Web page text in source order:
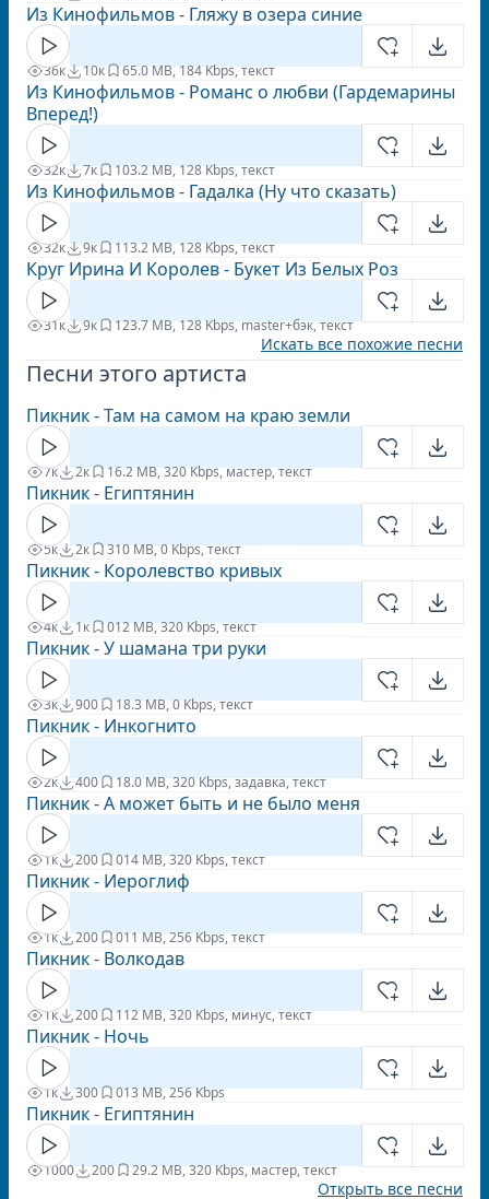
Из Кинофильмов - Гляжу в озера синие
36к 10к 65.0 MB, 184 Kbps, текст
Из Кинофильмов - Романс о любви (Гардемарины
Вперед!)
32к 7к 103.2 MB, 128 Kbps, текст
Из Кинофильмов - Гадалка (Ну что сказать)
32к 9к 113.2 MB, 128 Kbps, текст
Круг Ирина И Королев - Букет Из Белых Роз
31к 9к 123.7 MB, 128 Kbps, master+бэк, текст
Искать все похожие песни
Песни этого артиста
Пикник - Там на самом на краю земли
7к 2к 16.2 MB, 320 Kbps, мастер, текст
Пикник - Египтянин
5к 2к 310 MB, 0 Kbps, текст
Пикник - Королевство кривых
4к 1к 012 MB, 320 Kbps, текст
Пикник - У шамана три руки
3к 900 18.3 MB, 0 Kbps, текст
Пикник - Инкогнито
2к 400 18.0 MB, 320 Kbps, задавка, текст
Пикник - А может быть и не было меня
1к 200 014 MB, 320 Kbps, текст
Пикник - Иероглиф
1к 200 011 MB, 256 Kbps, текст
Пикник - Волкодав
1к 200 112 MB, 320 Kbps, минус, текст
Пикник - Ночь
1к 300 013 MB, 256 Kbps
Пикник - Египтянин
1000 200 29.2 MB, 320 Kbps, мастер, текст
Открыть все песни